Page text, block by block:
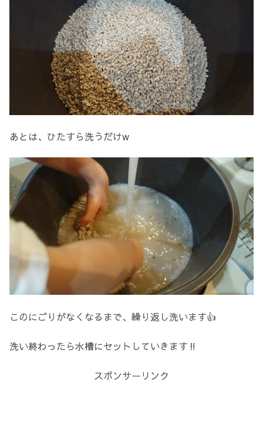
あとは、ひたすら洗うだけw
このにごりがなくなるまで、繰り返し洗います👍
洗い終わったら水槽にセットしていきます‼️
スポンサーリンク